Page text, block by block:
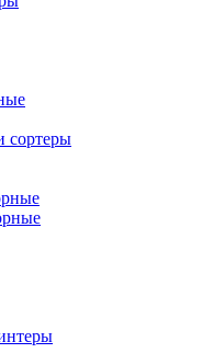
сортеры